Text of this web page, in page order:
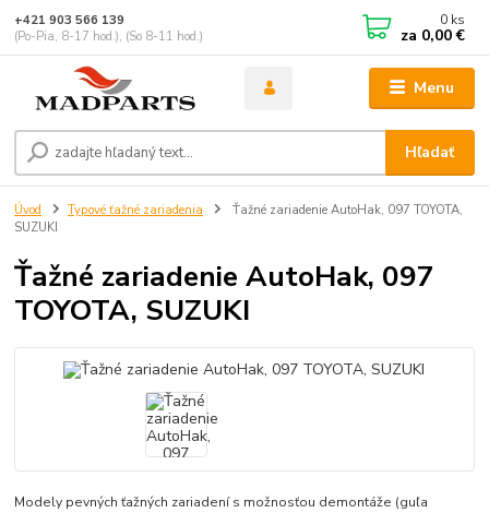
Menu
Hľadať
+421 903 566 139
(Po-Pia, 8-17 hod.), (So 8-11 hod.)
0 ks
za 0,00 €
Úvod Typové ťažné zariadenia
Ťažné zariadenie AutoHak, 097 TOYOTA,
SUZUKI
Ťažné zariadenie AutoHak, 097
TOYOTA, SUZUKI
Modely pevných ťažných zariadení s možnosťou demontáže (guľa